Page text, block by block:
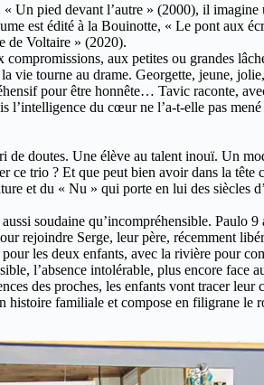
Un pied devant l’autre » (2000), il imagine
est édité à la Bouinotte, « Le pont aux
de Voltaire » (2020).
aux petites ou grandes
vie tourne au drame. Georgette, jeune,
pour être honnête… Tavic raconte,
l’intelligence du cœur ne l’a-t-elle pas
doutes. Une élève au talent inouï. Un
ce trio ? Et que peut bien avoir dans la tête
et du « Nu » qui porte en lui des siècles
soudaine qu’incompréhensible. Paulo
rejoindre Serge, leur père, récemment
les deux enfants, avec la rivière pour
l’absence intolérable, plus encore face
des proches, les enfants vont tracer leur
familiale et compose en filigrane le